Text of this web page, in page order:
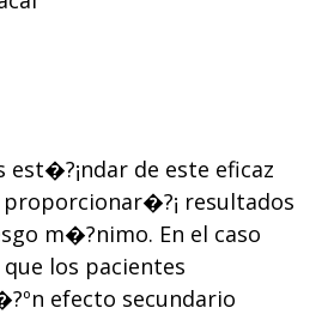
est�?¡ndar de este eficaz
proporcionar�?¡ resultados
m�?­nimo. En el caso
los pacientes
efecto secundario